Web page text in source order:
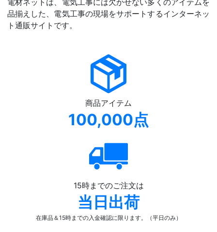
電材ネットは、電気工事には欠かせない多くのアイテムを
品揃えした、電気工事の現場をサポートするインターネッ
ト通販サイトです。
商品アイテム
100,000点
15時までのご注文は
当日出荷
在庫品＆15時までの入金確認に限ります。（平日のみ）